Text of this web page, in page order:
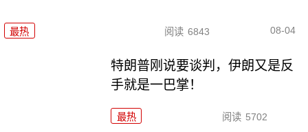
最热 阅读 6843 08-04
特朗普刚说要谈判，伊朗又是反
手就是一巴掌！
最热 阅读 5702